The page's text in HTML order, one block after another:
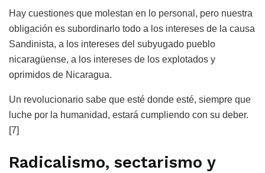
Hay cuestiones que molestan en lo personal, pero nuestra
obligación es subordinarlo todo a los intereses de la causa
Sandinista, a los intereses del subyugado pueblo
nicaragüense, a los intereses de los explotados y
oprimidos de Nicaragua.
Un revolucionario sabe que esté donde esté, siempre que
luche por la humanidad, estará cumpliendo con su deber.
[7]
Radicalismo, sectarismo y